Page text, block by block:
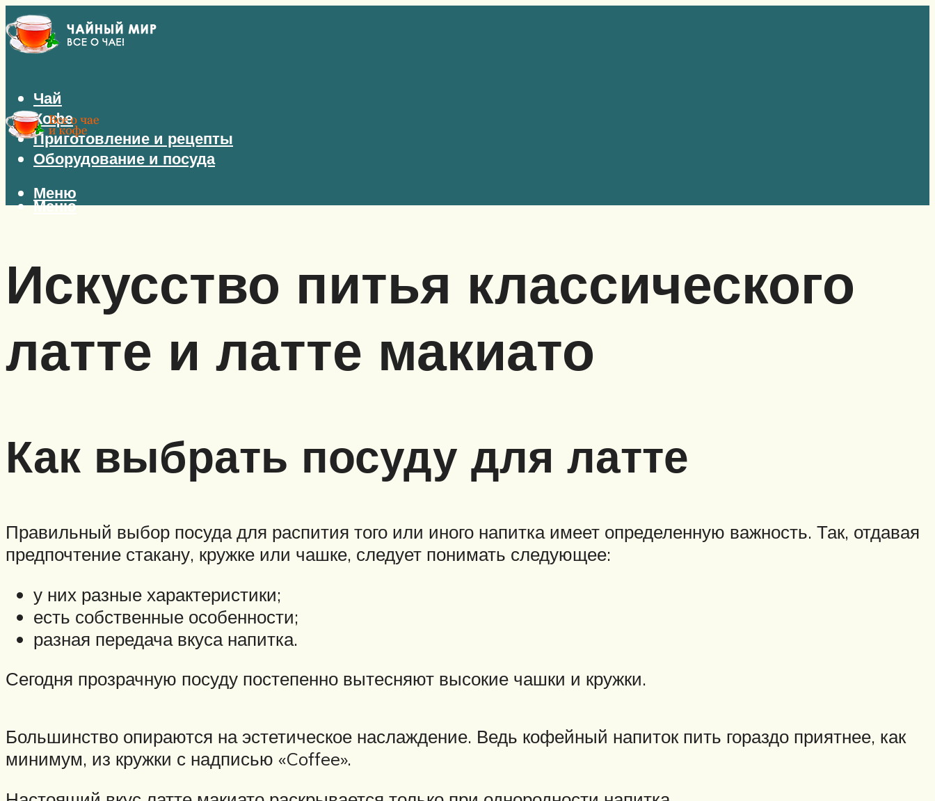
Чай
Кофе
Приготовление и рецепты
Оборудование и посуда
Меню
Меню
Искусство питья классического
латте и латте макиато
Как выбрать посуду для латте
Правильный выбор посуда для распития того или иного напитка имеет определенную важность. Так, отдавая
предпочтение стакану, кружке или чашке, следует понимать следующее:
у них разные характеристики;
есть собственные особенности;
разная передача вкуса напитка.
Сегодня прозрачную посуду постепенно вытесняют высокие чашки и кружки.
Большинство опираются на эстетическое наслаждение. Ведь кофейный напиток пить гораздо приятнее, как
минимум, из кружки с надписью «Coffee».